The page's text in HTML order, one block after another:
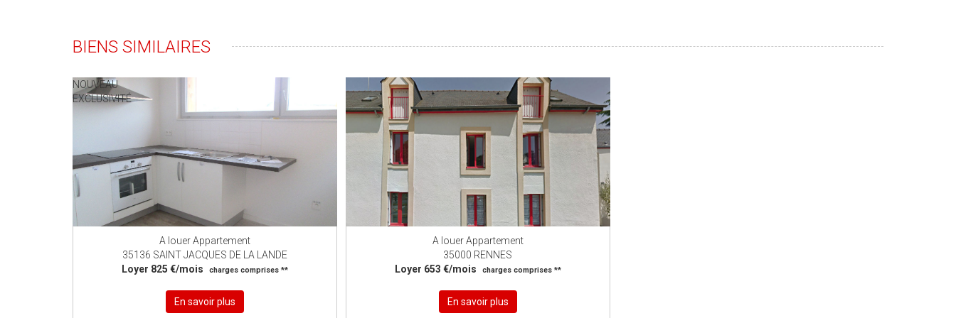
BIENS SIMILAIRES
NOUVEAU
EXCLUSIVITÉ
A louer Appartement
35136 SAINT JACQUES DE LA LANDE
Loyer 825 €/mois
charges comprises **
En savoir plus
A louer Appartement
35000 RENNES
Loyer 653 €/mois
charges comprises **
En savoir plus